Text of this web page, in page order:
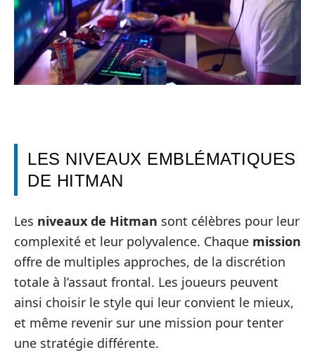
LES NIVEAUX EMBLÉMATIQUES
DE HITMAN
Les niveaux de Hitman sont célèbres pour leur
complexité et leur polyvalence. Chaque mission
offre de multiples approches, de la discrétion
totale à l’assaut frontal. Les joueurs peuvent
ainsi choisir le style qui leur convient le mieux,
et même revenir sur une mission pour tenter
une stratégie différente.